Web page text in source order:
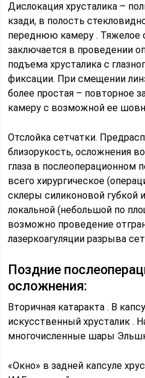
Дислокация хрусталика –
кзади, в полость
переднюю камеру . Тяжелое
заключается в проведении
подъема хрусталика с
фиксации. При смещении
более простая – повторное
камеру с возможной ее
Отслойка сетчатки.
близорукость, осложнения
глаза в послеоперационном
всего хирургическое
склеры силиконовой губкой
локальной (небольшой по
возможно проведение
лазеркоагуляции разрыва
Поздние
осложнения:
Вторичная катаракта . В
искусственный хрусталик .
многочисленные шары
«Окно» в задней капсуле